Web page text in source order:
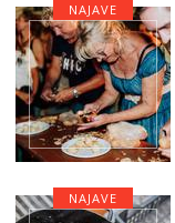
NAJAVE
NAJAVE